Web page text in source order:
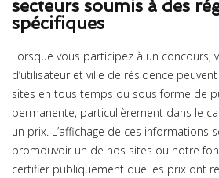
secteurs soumis à des
spécifiques
Lorsque vous participez à un concours,
d’utilisateur et ville de résidence
sites en tous temps ou sous forme de
permanente, particulièrement dans le
un prix. L’affichage de ces informations
promouvoir un de nos sites ou notre
certifier publiquement que les prix ont